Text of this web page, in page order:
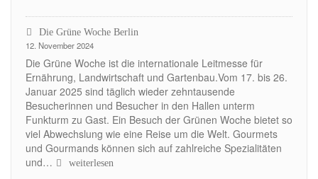
Die Grüne Woche Berlin
12. November 2024
Die Grüne Woche ist die internationale Leitmesse für
Ernährung, Landwirtschaft und Gartenbau.Vom 17. bis 26.
Januar 2025 sind täglich wieder zehntausende
Besucherinnen und Besucher in den Hallen unterm
Funkturm zu Gast. Ein Besuch der Grünen Woche bietet so
viel Abwechslung wie eine Reise um die Welt. Gourmets
und Gourmands können sich auf zahlreiche Spezialitäten
und…
Die
weiterlesen